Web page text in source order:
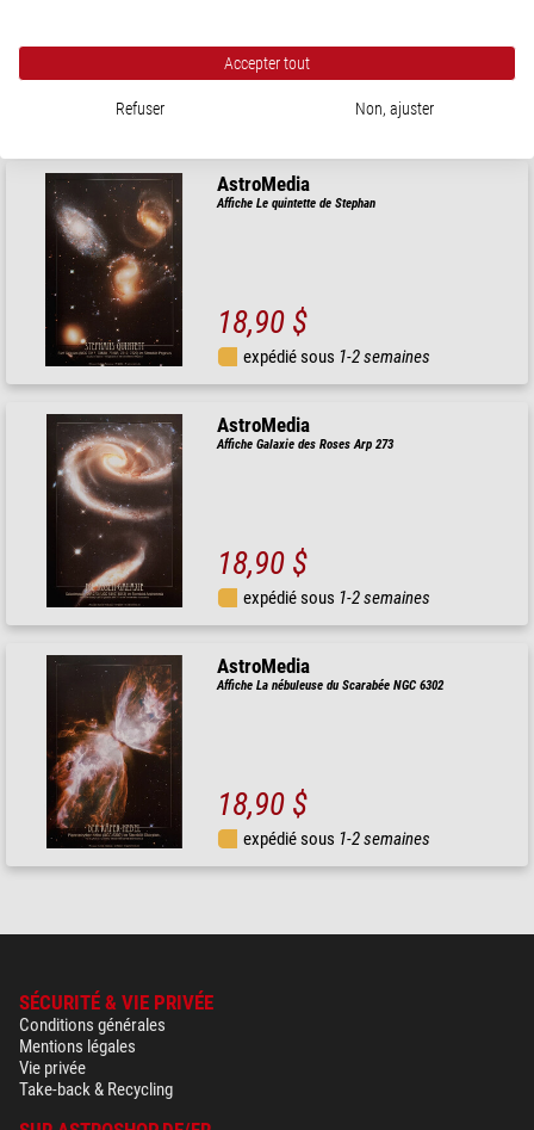
18,90 $
1-2 semaines
AstroMedia
Affiche Le quintette de Stephan
18,90 $
expédié sous 1-2 semaines
AstroMedia
Affiche Galaxie des Roses Arp 273
18,90 $
expédié sous 1-2 semaines
AstroMedia
Affiche La nébuleuse du Scarabée NGC 6302
18,90 $
expédié sous 1-2 semaines
SÉCURITÉ & VIE PRIVÉE
Conditions générales
Mentions légales
Vie privée
Take-back & Recycling
Accepter tout
Refuser Non, ajuster